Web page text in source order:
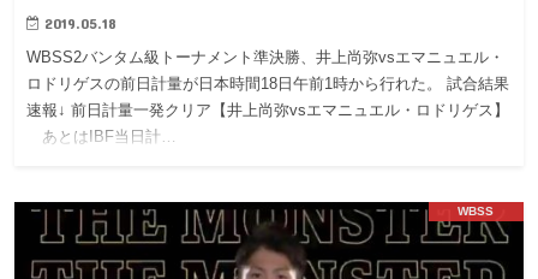
2019.05.18
WBSS2バンタム級トーナメント準決勝、井上尚弥vsエマニュエル・
ロドリゲスの前日計量が日本時間18日午前1時から行れた。 試合結果
速報↓ 前日計量一発クリア【井上尚弥vsエマニュエル・ロドリゲス】
あとはIBF当日計…
WBSS